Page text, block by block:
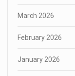
March 2026
February 2026
January 2026